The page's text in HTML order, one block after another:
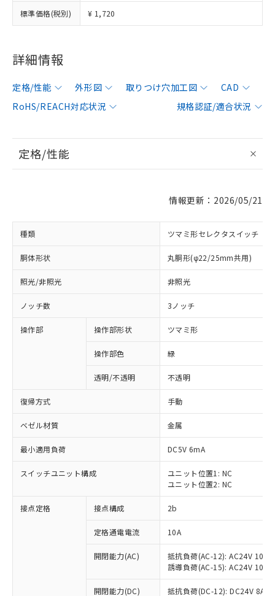
標準価格(税別) ¥ 1,720
詳細情報
定格/性能 外形図 取りつけ穴加工図
CAD
RoHS/REACH対応状況
規格認証/適合状況
定格/性能
情報更新：2026/05/21
種類 ツマミ形セレクタスイッチ
胴体形状 丸胴形(φ22/25mm共用)
照光/非照光 非照光
ノッチ数 3ノッチ
操作部 操作部形状 ツマミ形
操作部色 緑
透明/不透明 不透明
復帰方式 手動
ベゼル材質 金属
最小適用負荷 DC5V 6mA
スイッチユニット構成
ユニット位置1: NC
ユニット位置2: NC
接点定格 接点構成 2b
定格通電電流 10A
開閉能力(AC)
抵抗負荷(AC-12): AC24V 10A/
誘導負荷(AC-15): AC24V
開閉能力(DC) 抵抗負荷(DC-12): DC24V 8A/
ご利用条件
※1 対応状況
対応済み：EU RoHS指令（10物質）の
非含有に対応した製品が提供可能な商品で
対応予定：EU RoHS指令（10物質）の非含
有に対応した製品に切り替える予定のある